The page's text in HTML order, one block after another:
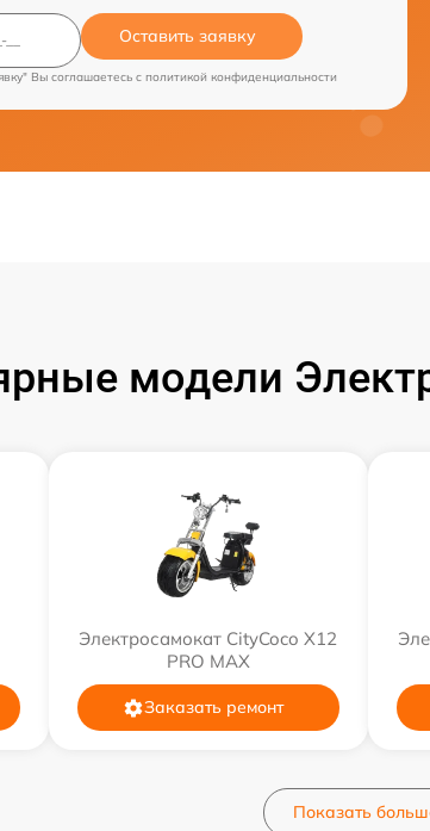
Оставить заявку
Вы соглашаетесь c политикой конфиденциальности
модели
Электросамокат CityCoco X12
PRO MAX
Заказать ремонт
Показать